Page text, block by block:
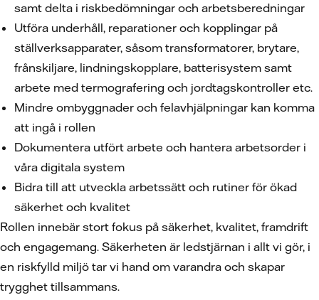
samt delta i riskbedömningar och arbetsberedningar
Utföra underhåll, reparationer och kopplingar på
ställverksapparater, såsom transformatorer, brytare,
frånskiljare, lindningskopplare, batterisystem samt
arbete med termografering och jordtagskontroller etc.
Mindre ombyggnader och felavhjälpningar kan komma
att ingå i rollen
Dokumentera utfört arbete och hantera arbetsorder i
våra digitala system
Bidra till att utveckla arbetssätt och rutiner för ökad
säkerhet och kvalitet
Rollen innebär stort fokus på säkerhet, kvalitet, framdrift
och engagemang. Säkerheten är ledstjärnan i allt vi gör, i
en riskfylld miljö tar vi hand om varandra och skapar
trygghet tillsammans.